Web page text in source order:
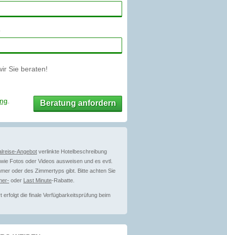
Sie beraten!
Beratung anfordern
Angebot verlinkte Hotelbeschreibung
Fotos oder Videos ausweisen und es evtl.
oder des Zimmertyps gibt. Bitte achten Sie
oder Last Minute-Rabatte.
die finale Verfügbarkeitsprüfung beim